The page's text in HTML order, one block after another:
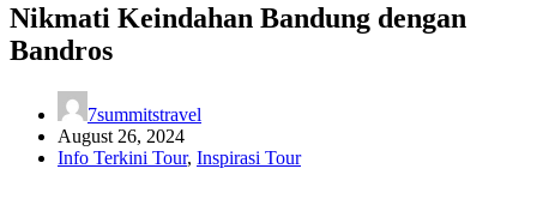
Nikmati Keindahan Bandung dengan
Bandros
7summitstravel
August 26, 2024
Info Terkini Tour, Inspirasi Tour